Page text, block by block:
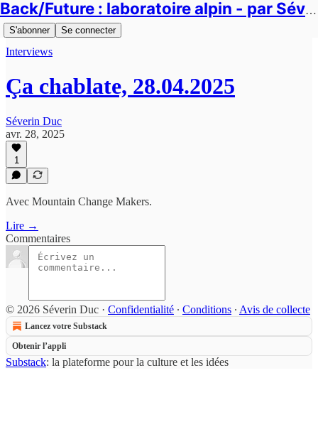
Back/Future : laboratoire alpin - par Séverin Duc
S'abonner Se connecter
Interviews
Ça chablate, 28.04.2025
Séverin Duc
avr. 28, 2025
1
Avec Mountain Change Makers.
Lire →
Commentaires
© 2026 Séverin Duc · Confidentialité ∙ Conditions ∙ Avis de collecte
Lancez votre Substack
Obtenir l’appli
Substack: la plateforme pour la culture et les idées